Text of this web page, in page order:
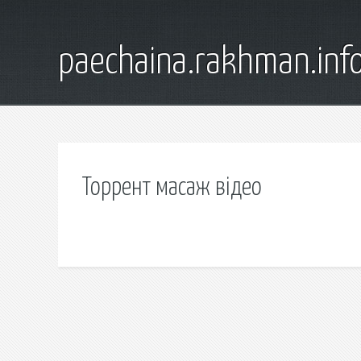
Торрент масаж відео